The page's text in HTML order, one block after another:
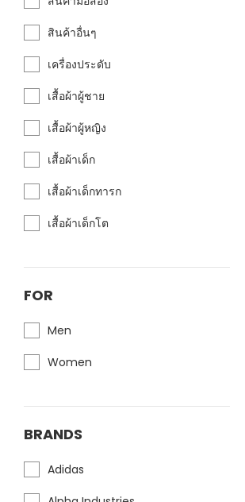
สินค้าอื่นๆ
เครื่องประดับ
เสื้อผ้าผู้ชาย
เสื้อผ้าผู้หญิง
เสื้อผ้าเด็ก
เสื้อผ้าเด็กทารก
เสื้อผ้าเด็กโต
FOR
Men
Women
BRANDS
Adidas